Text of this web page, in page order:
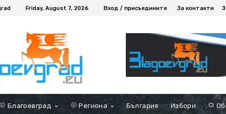
Friday, August 7, 2026 Вход / присъедините За контакти
Благоевград Региона България Избори